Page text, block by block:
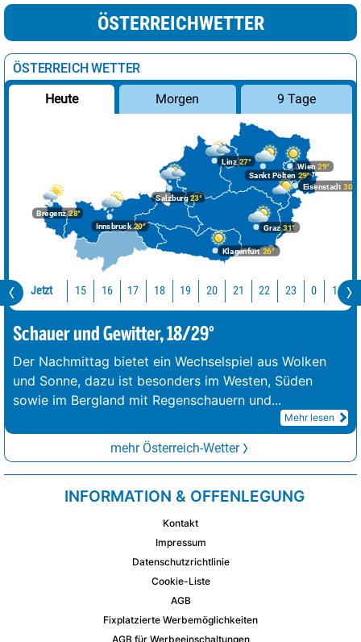
ÖSTERREICHWETTER
ÖSTERREICH WETTER
Heute Morgen 9 Tage
Bregenz28°
Graz31°
Innsbruck20°
Klagenfurt 26°
Linz27°
Salzburg23°
Wien 29°
Eisenstadt 30°
Sankt Pölten 29°
Jetzt 15 16 17 18 19 20 21 22 23 0 1
Schauer und Gewitter, 18/29°
Der Nachmittag bietet ein Wechselspiel aus Wolken
und Sonne, dazu ist besonders im Westen, Süden
sowie im Bergland mit Regenschauern und...
Mehr lesen
mehr Österreich-Wetter
INFORMATION & OFFENLEGUNG
Kontakt
Impressum
Datenschutzrichtlinie
Cookie-Liste
AGB
Fixplatzierte Werbemöglichkeiten
AGB für Werbeeinschaltungen